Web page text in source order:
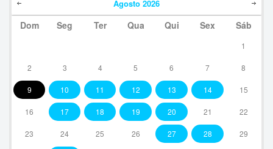
Agosto 2026
Dom Seg Ter Qua Qui Sex Sáb
1
2 3 4 5 6 7 8
9 10 11 12 13 14 15
16 17 18 19 20 21 22
23 24 25 26 27 28 29